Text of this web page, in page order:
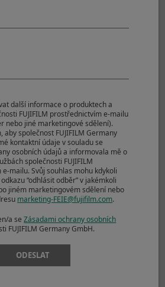
© Dava Kai Piper
image (JPEG: 5,375KB)
Manual
4896 x 3264
ISO 200
další informace o produktech a
FUJIFILM prostřednictvím e-mailu
nebo jiné marketingové sdělení).
aby společnost FUJIFILM Germany
kontaktní údaje v souladu se
osobních údajů a informovala mě o
společnosti FUJIFILM
mailu. Svůj souhlas mohu kdykoli
“odhlásit odběr” v jakémkoli
jiném marketingovém sdělení nebo
marketing-FEIE@fujifilm.com.
a seZásadami ochrany osobních
FUJIFILM Germany GmbH.
ODESLAT